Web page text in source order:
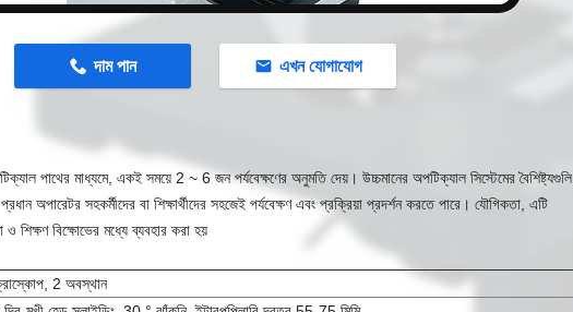
দাম পান এখন যোগাযোগ
পাথের মাধ্যমে, একই সময়ে 2 ~ 6 জন পর্যবেক্ষণের অনুমতি দেয়। উচ্চমানের অপটিক্যাল সিস্টেমের বৈশিষ্ট্যগুলি,
অপারেটর সহকর্মীদের বা শিক্ষার্থীদের সহজেই পর্যবেক্ষণ এবং প্রক্রিয়া প্রদর্শন করতে পারে। যৌগিকতা, এটি
ও শিক্ষণ বিক্ষোভের মধ্যে ব্যবহার করা হয়
2 অবস্থান